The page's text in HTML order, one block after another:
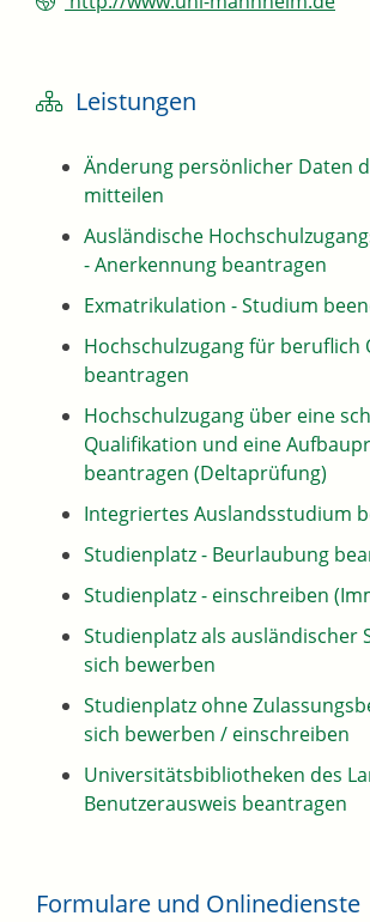
Leistungen
Änderung persönlicher Daten
mitteilen
Ausländische
- Anerkennung beantragen
Exmatrikulation - Studium
Hochschulzugang für beruflich
beantragen
Hochschulzugang über eine
Qualifikation und eine
beantragen (Deltaprüfung)
Integriertes Auslandsstudium
Studienplatz - Beurlaubung
Studienplatz - einschreiben
Studienplatz als ausländischer
sich bewerben
Studienplatz ohne
sich bewerben / einschreiben
Universitätsbibliotheken des
Benutzerausweis beantragen
Formulare und Onlinedienste